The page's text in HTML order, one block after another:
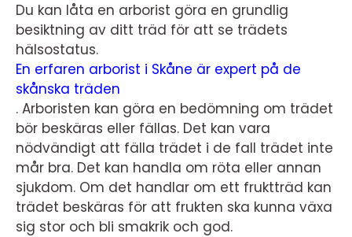
Du kan låta en arborist göra en grundlig
besiktning av ditt träd för att se trädets
hälsostatus.
En erfaren arborist i Skåne är expert på de
skånska träden
. Arboristen kan göra en bedömning om trädet
bör beskäras eller fällas. Det kan vara
nödvändigt att fälla trädet i de fall trädet inte
mår bra. Det kan handla om röta eller annan
sjukdom. Om det handlar om ett fruktträd kan
trädet beskäras för att frukten ska kunna växa
sig stor och bli smakrik och god.